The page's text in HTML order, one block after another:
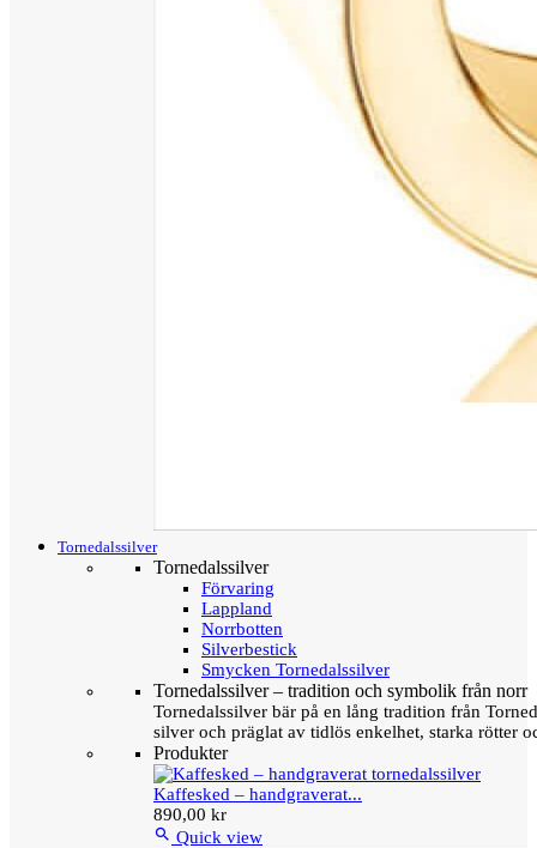
Tornedalssilver
Tornedalssilver
Förvaring
Lappland
Norrbotten
Silverbestick
Smycken Tornedalssilver
Tornedalssilver – tradition och symbolik från norr
Tornedalssilver bär på en lång tradition från
silver och präglat av tidlös enkelhet, starka rötter
Produkter
Kaffesked – handgraverat...
890,00 kr
 Quick view